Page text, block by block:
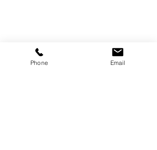
Phone Email